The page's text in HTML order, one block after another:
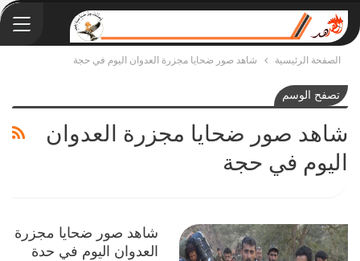
الصفحة الرئيسية شاهد صور ضحايا مجزرة العدوان اليوم في حجة
تصفح الوسم
شاهد صور ضحايا مجزرة العدوان
اليوم في حجة
شاهد صور ضحايا مجزرة
العدوان اليوم في حدة